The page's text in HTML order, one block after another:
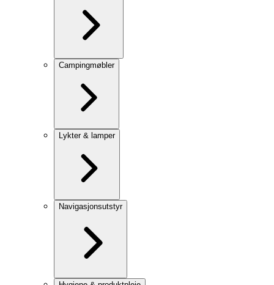
Campingmøbler
Lykter & lamper
Navigasjonsutstyr